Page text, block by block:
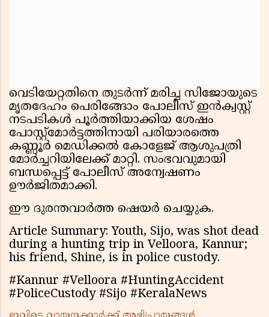
വെടിയേറ്റതിനെ തുടർന്ന് മരിച്ച സിജോയുടെ
മൃതദേഹം പെരിങ്ങോം പോലീസ് ഇൻക്വസ്റ്റ്
നടപടികൾ പൂർത്തിയാക്കിയ ശേഷം
പോസ്റ്റ്‌മോർട്ടത്തിനായി പരിയാരത്തെ
കണ്ണൂർ മെഡിക്കൽ കോളേജ് ആശുപത്രി
മോർച്ചറിയിലേക്ക് മാറ്റി. സംഭവവുമായി
ബന്ധപ്പെട്ട് പോലീസ് അന്വേഷണം
ഊർജിതമാക്കി.
ഈ ദുരന്തവാർത്ത ഷെയർ ചെയ്യുക.
Article Summary: Youth, Sijo, was shot dead
during a hunting trip in Velloora, Kannur;
his friend, Shine, is in police custody.
#Kannur #Velloora #HuntingAccident
#PoliceCustody #Sijo #KeralaNews